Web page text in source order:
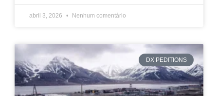
abril 3, 2026 Nenhum comentário
DX PEDITIONS